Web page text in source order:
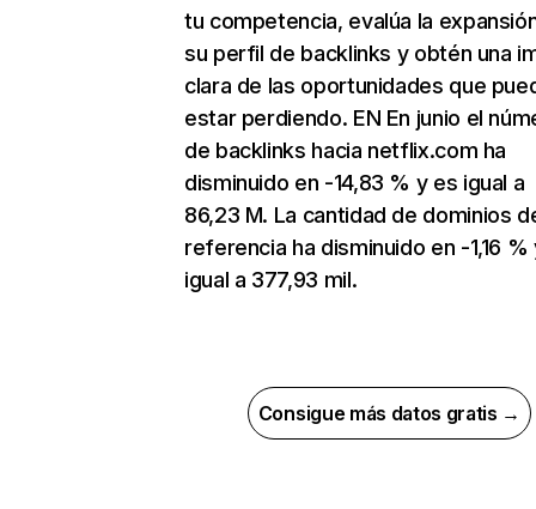
tu competencia, evalúa la
su perfil de backlinks y obtén una
clara de las oportunidades que
estar perdiendo. EN En junio el
de backlinks hacia netflix.com ha
disminuido en -14,83 % y es igual a
86,23 M. La cantidad de dominios
referencia ha disminuido en -1,16 %
igual a 377,93 mil.
Consigue más datos gratis →